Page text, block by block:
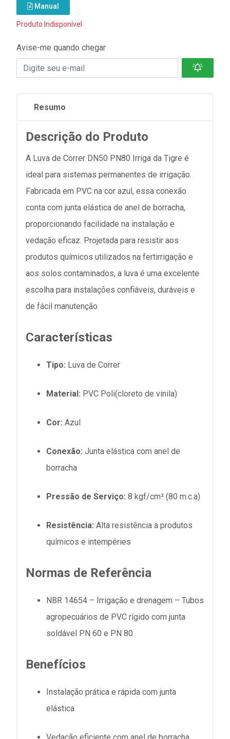
Manual
Produto Indisponível
Avise-me quando chegar
Resumo
Descrição do Produto
A Luva de Correr DN50 PN80 Irriga da Tigre é
ideal para sistemas permanentes de irrigação.
Fabricada em PVC na cor azul, essa conexão
conta com junta elástica de anel de borracha,
proporcionando facilidade na instalação e
vedação eficaz. Projetada para resistir aos
produtos químicos utilizados na fertirrigação e
aos solos contaminados, a luva é uma excelente
escolha para instalações confiáveis, duráveis e
de fácil manutenção.
Características
Tipo: Luva de Correr
Material: PVC Poli(cloreto de vinila)
Cor: Azul
Conexão: Junta elástica com anel de
borracha
Pressão de Serviço: 8 kgf/cm² (80 m.c.a)
Resistência: Alta resistência a produtos
químicos e intempéries
Normas de Referência
NBR 14654 – Irrigação e drenagem – Tubos
agropecuários de PVC rígido com junta
soldável PN 60 e PN 80
Benefícios
Instalação prática e rápida com junta
elástica